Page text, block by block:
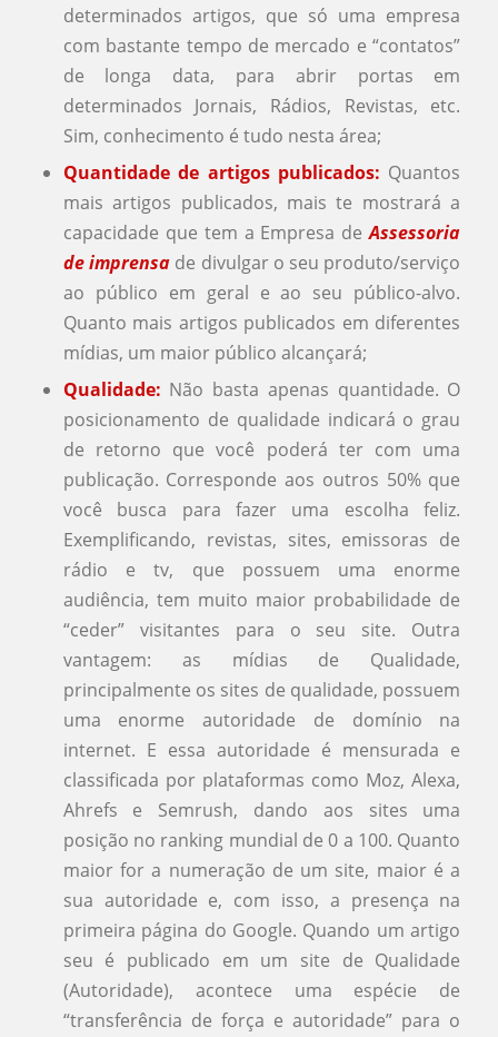
determinados artigos, que só uma empresa
com bastante tempo de mercado e “contatos”
de longa data, para abrir portas em
determinados Jornais, Rádios, Revistas, etc.
Sim, conhecimento é tudo nesta área;
Quantidade de artigos publicados: Quantos
mais artigos publicados, mais te mostrará a
capacidade que tem a Empresa deAssessoria
de imprensade divulgar o seu produto/serviço
ao público em geral e ao seu público-alvo.
Quanto mais artigos publicados em diferentes
mídias, um maior público alcançará;
Qualidade: Não basta apenas quantidade. O
posicionamento de qualidade indicará o grau
de retorno que você poderá ter com uma
publicação. Corresponde aos outros 50% que
você busca para fazer uma escolha feliz.
Exemplificando, revistas, sites, emissoras de
rádio e tv, que possuem uma enorme
audiência, tem muito maior probabilidade de
“ceder” visitantes para o seu site. Outra
vantagem: as mídias de Qualidade,
principalmente os sites de qualidade, possuem
uma enorme autoridade de domínio na
internet. E essa autoridade é mensurada e
classificada por plataformas como Moz, Alexa,
Ahrefs e Semrush, dando aos sites uma
posição no ranking mundial de 0 a 100. Quanto
maior for a numeração de um site, maior é a
sua autoridade e, com isso, a presença na
primeira página do Google. Quando um artigo
seu é publicado em um site de Qualidade
(Autoridade), acontece uma espécie de
“transferência de força e autoridade” para o